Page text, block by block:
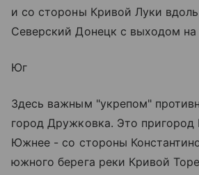
и со стороны Кривой Луки
Северский Донецк с выходом на
Юг
Здесь важным "укрепом"
город Дружковка. Это пригород
Южнее - со стороны
южного берега реки Кривой